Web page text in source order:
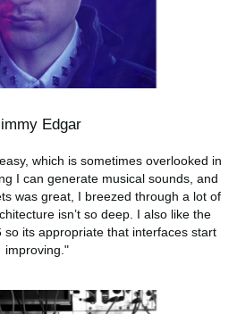
Edgar
which is sometimes overlooked in
I can generate musical sounds, and
was great, I breezed through a lot of
isn’t so deep. I also like the
so its appropriate that interfaces start
improving."